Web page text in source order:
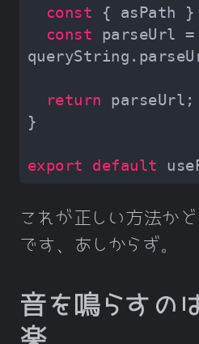
const
const parseUrl =
return
export default
これが正しい方法か
です、あしからず。
音を鳴らす